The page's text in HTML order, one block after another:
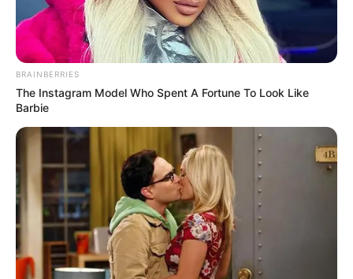
BRAINBERRIES
The Instagram Model Who Spent A Fortune To Look Like
Barbie